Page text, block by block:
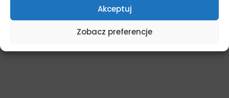
Akceptuj
Zobacz preferencje
odznacza się dobrym smakiem
Karmy weterynaryjne podajemy zawsze po